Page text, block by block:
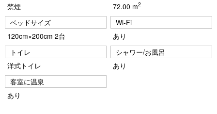
禁煙
72.00 m2
ベッドサイズ
120cm×200cm 2台
Wi-Fi
あり
トイレ
洋式トイレ
シャワー/お風呂
あり
客室に温泉
あり